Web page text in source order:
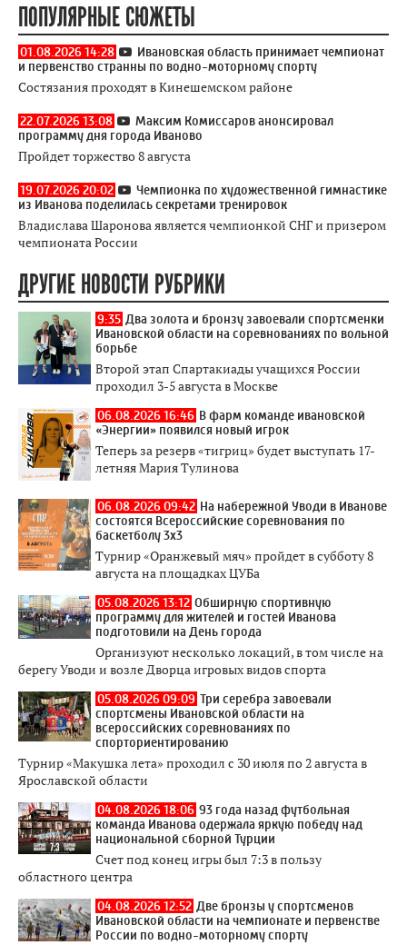
ПОПУЛЯРНЫЕ СЮЖЕТЫ
01.08.2026 14:28
Ивановская область принимает чемпионат
и первенство странны по водно-моторному спорту
Состязания проходят в Кинешемском районе
22.07.2026 13:08
Максим Комиссаров анонсировал
программу дня города Иваново
Пройдет торжество 8 августа
19.07.2026 20:02
Чемпионка по художественной гимнастике
из Иванова поделилась секретами тренировок
Владислава Шаронова является чемпионкой СНГ и призером
чемпионата России
ДРУГИЕ НОВОСТИ РУБРИКИ
9:35 Два золота и бронзу завоевали спортсменки
Ивановской области на соревнованиях по вольной
борьбе
Второй этап Спартакиады учащихся России
проходил 3-5 августа в Москве
06.08.2026 16:46 В фарм команде ивановской
«Энергии» появился новый игрок
Теперь за резерв «тигриц» будет выступать 17-
летняя Мария Тулинова
06.08.2026 09:42 На набережной Уводи в Иванове
состоятся Всероссийские соревнования по
баскетболу 3x3
Турнир «Оранжевый мяч» пройдет в субботу 8
августа на площадках ЦУБа
05.08.2026 13:12 Обширную спортивную
программу для жителей и гостей Иванова
подготовили на День города
Организуют несколько локаций, в том числе на
берегу Уводи и возле Дворца игровых видов спорта
05.08.2026 09:09 Три серебра завоевали
спортсмены Ивановской области на
всероссийских соревнованиях по
спорториентированию
Турнир «Макушка лета» проходил с 30 июля по 2 августа в
Ярославской области
04.08.2026 18:06 93 года назад футбольная
команда Иванова одержала яркую победу над
национальной сборной Турции
Счет под конец игры был 7:3 в пользу
областного центра
04.08.2026 12:52 Две бронзы у спортсменов
Ивановской области на чемпионате и первенстве
России по водно-моторному спорту